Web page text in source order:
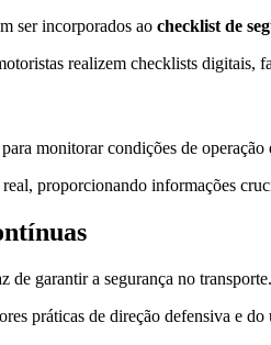
ser incorporados ao checklist de
realizem checklists digitais,
monitorar condições de operação
proporcionando informações
de garantir a segurança no transporte.
práticas de direção defensiva e